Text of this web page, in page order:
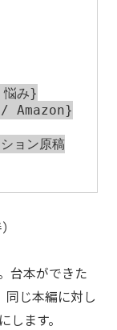
悩み}
Amazon}
ョン原稿
台本ができた
同じ本編に対し
ます。